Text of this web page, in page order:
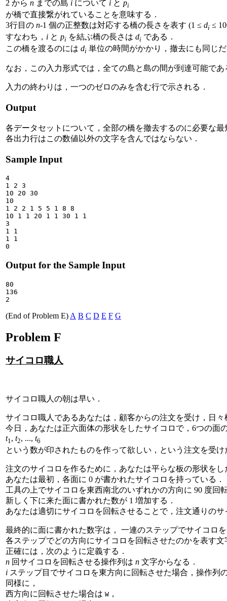
2 から n までの島 i について i と pi
が橋で直接繋がれていることを意味する．
3行目の n-1 個の正整数は対応する橋の長さを表す (1 ≤ di ≤
すなわち， i と pi を結ぶ橋の長さは di である．
この橋を渡るのには di 単位の時間がかかり，撤去にも同じ
なお，この入力形式では，全ての島と島の間が到達可能で
入力の終わりは，一つのゼロのみを含む行で示される．
Output
各データセットについて，全部の橋を撤去するのに必要な
各出力行はこの数値以外の文字を含んではならない．
Sample Input
4
1 2 3
10 20 30
10
1 2 2 1 5 5 1 8 8
10 1 1 20 1 1 30 1 1
3
1 1
1 1
Output for the Sample Input
80
136
(End of Problem E) A B C D E F G
Problem F
サイコロ職人
サイコロ職人の朝は早い．
サイコロ職人であるあなたは，顧客からの注文を受け，日
今日，あなたは正六面体の形状をしたサイコロで，6つの面
t1, t2, ..., t6
という数が印されたものを作って欲しい，という注文を受け
注文のサイコロを作るために，あなたは平らな板の形状を
あなたは最初，各面に 0 が書かれたサイコロを持っている．
工具の上でサイコロを東西南北のいずれかの方向に 90 度回
新しく下に来た面に書かれた数が 1 増加する．
あなたは適切にサイコロを回転させることで，注文通りの
最終的に面に書かれた数字は， 一連のステップでサイコロ
各ステップでどの方向にサイコロを回転させたのかを表す文
正確には，次のように定義する．
n 回サイコロを回転させる操作列は n 文字からなる．
i ステップ目でサイコロを東方向に回転させた場合，操作列
同様に，
西方向に回転させた場合は W ，